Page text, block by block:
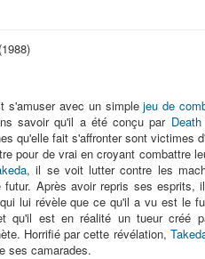
(1988)
s'amuser avec un simplejeu de
savoir qu'il a été conçu par
qu'elle fait s'affronter sont victimes
pour de vrai en croyant combattre
, il se voit lutter contre les
futur. Après avoir repris ses esprits,
lui révèle que ce qu'il a vu est le
qu'il est en réalité un tueur créé
Horrifié par cette révélation,
ses camarades.